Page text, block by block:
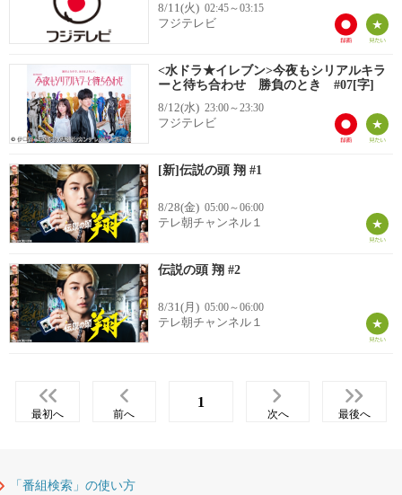
8/11(火) 02:45～03:15
フジテレビ
<水ドラ★イレブン>今夜もシリアルキラ
ーと待ち合わせ 勝負のとき #07[字]
8/12(水) 23:00～23:30
フジテレビ
[新]伝説の頭 翔 #1
8/28(金) 05:00～06:00
テレ朝チャンネル１
伝説の頭 翔 #2
8/31(月) 05:00～06:00
テレ朝チャンネル１
最初へ 前へ
1
次へ 最後へ
「番組検索」の使い方